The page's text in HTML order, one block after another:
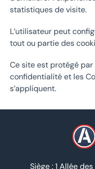
statistiques de visite.
L’utilisateur peut
tout ou partie des
Ce site est protégé par
confidentialitéet les
s’appliquent.
Siège : 1 Allée